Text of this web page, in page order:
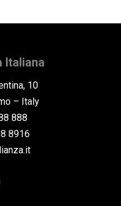
Italiana
10
– Italy
888
8916